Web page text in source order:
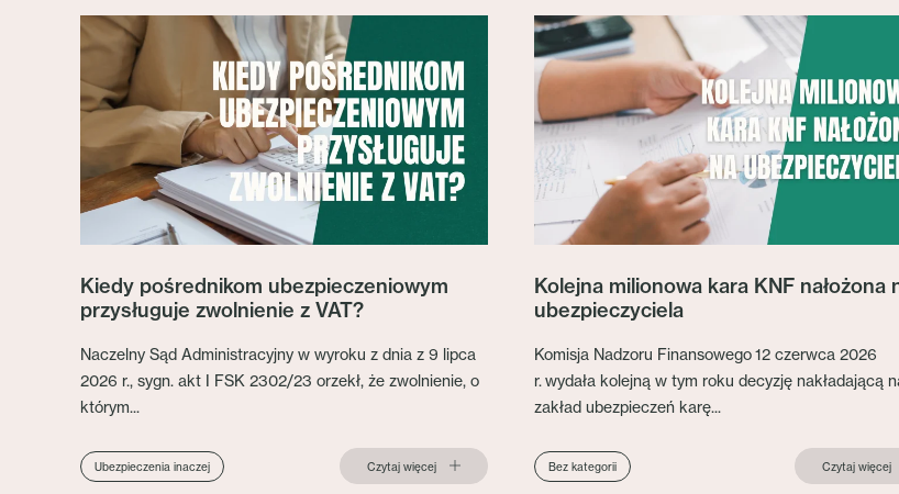
Kiedy pośrednikom ubezpieczeniowym
przysługuje zwolnienie z VAT?
Naczelny Sąd Administracyjny w wyroku z dnia z 9 lipca
2026 r., sygn. akt I FSK 2302/23 orzekł, że zwolnienie, o
którym...
Ubezpieczenia inaczej Czytaj więcej
Kolejna milionowa kara KNF nałożona
ubezpieczyciela
Komisja Nadzoru Finansowego 12 czerwca 2026
r. wydała kolejną w tym roku decyzję nakładającą
zakład ubezpieczeń karę...
Bez kategorii Czytaj więcej